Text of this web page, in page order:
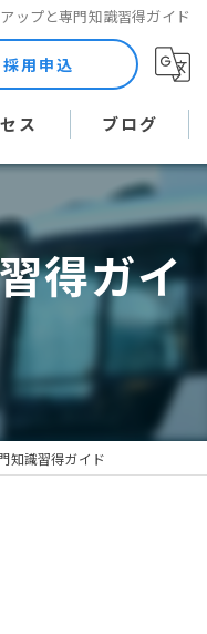
ップと専門知識習得ガイド
採用申込
ス ブログ
コラム
得ガイ
知識習得ガイド